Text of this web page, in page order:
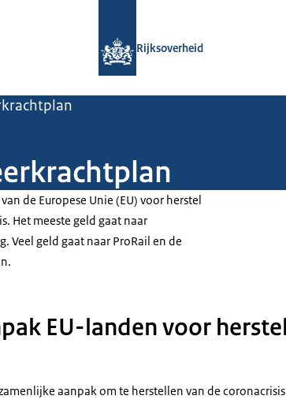
Rijksoverheid
de Europese Unie (EU) voor herstel
Het meeste geld gaat naar
Veel geld gaat naar ProRail en de
EU-landen voor
aanpak om te herstellen van de